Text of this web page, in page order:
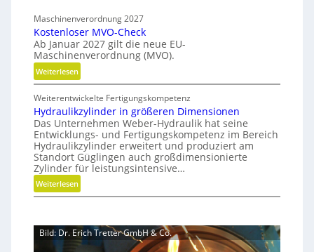
p
-
S
i
m
a
t
i
o
n
h
h
a
l
i
g
e
W
e
r
k
e
u
b
r
i
d
e
G
r
e
i
f
e
r
a
l
ff
Maschinenverordnung 2027
Kostenloser MVO-Check
Ab Januar 2027 gilt die neue EU-
Maschinenverordnung (MVO).
Weiterlesen:
K
o
s
t
e
n
l
o
s
M
V
Weiterentwickelte Fertigungskompetenz
Hydraulikzylinder in größeren Dimensionen
Das Unternehmen Weber-Hydraulik hat seine
Entwicklungs- und Fertigungskompetenz im Bereich
Hydraulikzylinder erweitert und produziert am
Standort Güglingen auch großdimensionierte
Zylinder für leistungsintensive…
Weiterlesen:
H
d
r
Bild: Dr. Erich Tretter GmbH & Co.